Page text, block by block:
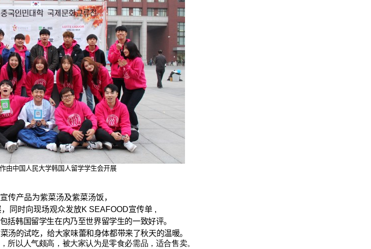
由中国人民大学韩国人留学学生会开展
传产品为紫菜汤及紫菜汤饭，
同时向现场观众发放K SEAFOOD宣传单 ,
括韩国留学生在内乃至世界留学生的一致好评。
汤的试吃，给大家味蕾和身体都带来了秋天的温暖。
所以人气颇高，被大家认为是零食必需品，适合售卖。